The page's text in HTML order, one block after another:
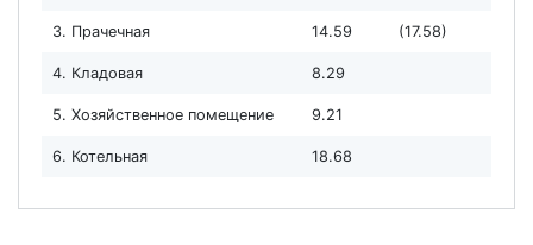
3. Прачечная 14.59 (17.58)
4. Кладовая 8.29
5. Хозяйственное помещение 9.21
6. Котельная 18.68